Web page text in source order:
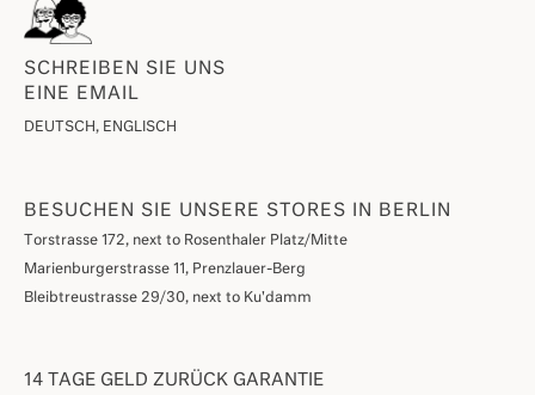
SCHREIBEN SIE UNS
EINE EMAIL
DEUTSCH, ENGLISCH
BESUCHEN SIE UNSERE STORES IN BERLIN
Torstrasse 172, next to Rosenthaler Platz/Mitte
Marienburgerstrasse 11, Prenzlauer-Berg
Bleibtreustrasse 29/30, next to Ku'damm
14 TAGE GELD ZURÜCK GARANTIE